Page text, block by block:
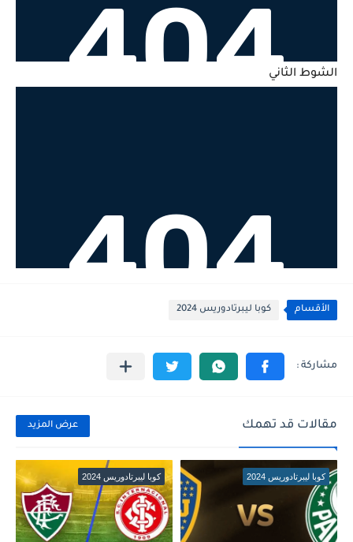
الشوط الثاني
الأقسام كوبا ليبرتادوريس 2024
مقالات قد تهمك عرض المزيد
كوبا ليبرتادوريس 2024 كوبا ليبرتادوريس 2024